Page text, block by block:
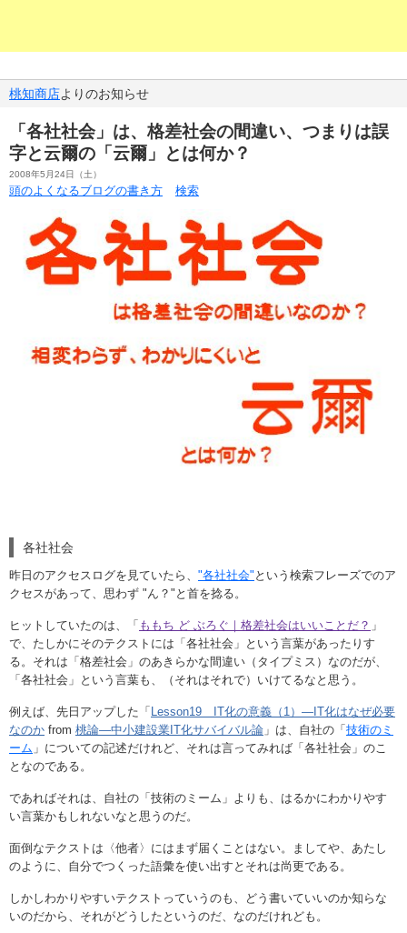
桃知商店よりのお知らせ
「各社社会」は、格差社会の間違い、つまりは誤
字と云爾の「云爾」とは何か？
2008年5月24日（土）
頭のよくなるブログの書き方 検索
各社社会
昨日のアクセスログを見ていたら、 "各社社会" という検索フレーズでのア
クセスがあって、思わず "ん？"と首を捻る。
ヒットしていたのは、「 ももち ど ぶろぐ｜格差社会はいいことだ？ 」
で、たしかにそのテクストには「各社社会」という言葉があったりす
る。それは「格差社会」のあきらかな間違い（タイプミス）なのだが、
「各社社会」という言葉も、（それはそれで）いけてるなと思う。
例えば、先日アップした「 Lesson19 IT化の意義（1）―IT化はなぜ必要
なのか from 桃論―中小建設業IT化サバイバル論 」は、自社の「 技術のミ
ーム 」についての記述だけれど、それは言ってみれば「各社社会」のこ
となのである。
であればそれは、自社の「技術のミーム」よりも、はるかにわかりやす
い言葉かもしれないなと思うのだ。
面倒なテクストは〈他者〉にはまず届くことはない。ましてや、あたし
のように、自分でつくった語彙を使い出すとそれは尚更である。
しかしわかりやすいテクストっていうのも、どう書いていいのか知らな
いのだから、それがどうしたというのだ、なのだけれども。